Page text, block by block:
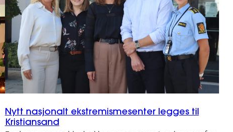
Nytt nasjonalt ekstremismesenter legges til
Kristiansand